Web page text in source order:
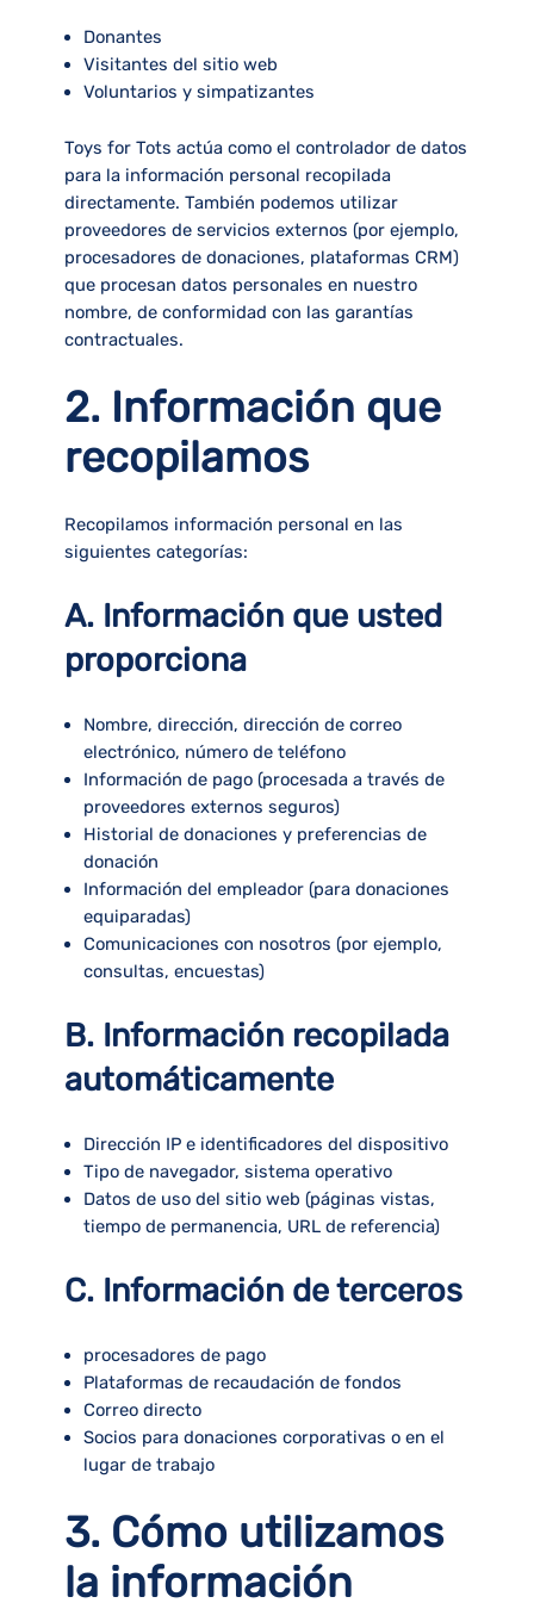
Donantes
Visitantes del sitio web
Voluntarios y simpatizantes
Toys for Tots actúa como elcontrolador de datos
para la información personal recopilada
directamente. También podemos utilizar
proveedores de servicios externos (por ejemplo,
procesadores de donaciones, plataformas CRM)
que procesan datos personales en nuestro
nombre, de conformidad con las garantías
contractuales.
2. Información que
recopilamos
Recopilamos información personal en las
siguientes categorías:
A. Información que usted
proporciona
Nombre, dirección, dirección de correo
electrónico, número de teléfono
Información de pago (procesada a través de
proveedores externos seguros)
Historial de donaciones y preferencias de
donación
Información del empleador (para donaciones
equiparadas)
Comunicaciones con nosotros (por ejemplo,
consultas, encuestas)
B. Información recopilada
automáticamente
Dirección IP e identificadores del dispositivo
Tipo de navegador, sistema operativo
Datos de uso del sitio web (páginas vistas,
tiempo de permanencia, URL de referencia)
C. Información de terceros
procesadores de pago
Plataformas de recaudación de fondos
Correo directo
Socios para donaciones corporativas o en el
lugar de trabajo
3. Cómo utilizamos
la información